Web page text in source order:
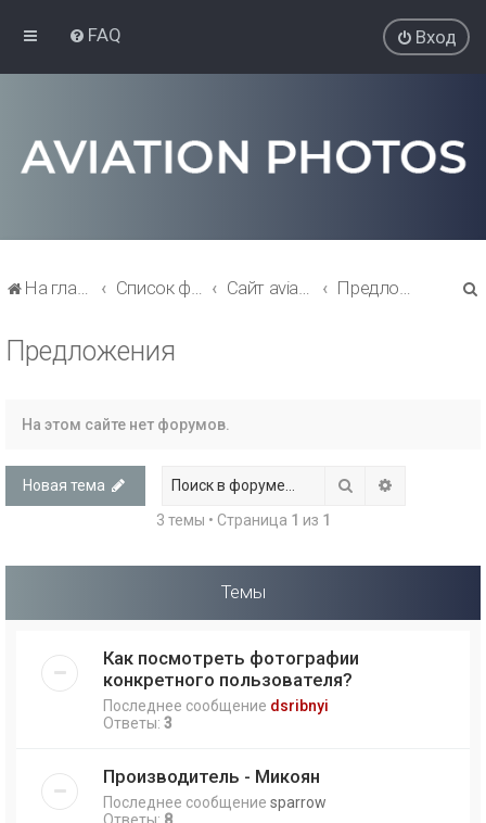
FAQ Вход
На главную
Предложения
На этом сайте нет форумов.
Новая тема Поиск
3 темы • Страница 1 из 1
Темы
Как посмотреть фотографии
конкретного пользователя?
Последнее сообщение dsribnyi
Ответы: 3
Производитель - Микоян
Последнее сообщение sparrow
Ответы: 8